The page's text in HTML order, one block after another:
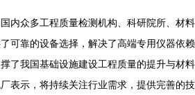
内众多工程质量检测机构、科研院所、材料
可靠的设备选择，解决了高端专用仪器依赖
了我国基础设施建设工程质量的提升与材料
表示，将持续关注行业需求，提供完善的技